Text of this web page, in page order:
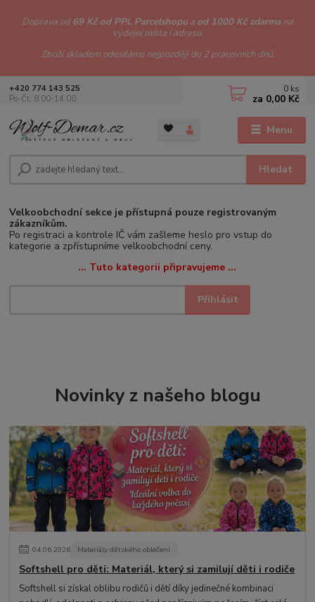
Doprava od69 Kč od PPL Parcelshopu a od 1000 Kč zdarma na
výdejní místa i adresu.
Zboží skladem odesíláme nejpozději do 2 pracovních dnů.
Menu
Hledat
+420 774 143 525
Po-Čt: 8.00-14.00
0 ks
za 0,00 Kč
Velkoobchodní sekce je přístupná pouze registrovaným
zákazníkům.
Po registraci a kontrole IČ vám zašleme heslo pro vstup do
kategorie a zpřístupníme velkoobchodní ceny.
... Tuto kategorii připravujeme ...
Novinky z našeho blogu
04.06.2026 Materiály dětského oblečení
Softshell pro děti: Materiál, který si zamilují děti i rodiče
Softshell si získal oblibu rodičů i dětí díky jedinečné kombinaci